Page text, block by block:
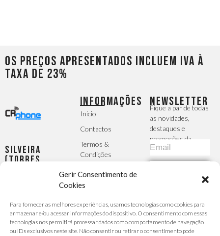
Gerir Consentimento de
Cookies
Para fornecer as melhores experiências, usamos tecnologias como cookies para
armazenar e/ou acessar informações do dispositivo. O consentimento com essas
tecnologias nos permitirá processar dados como comportamento de navegação
ou IDs exclusivos neste site. Não consentir ou retirar o consentimento pode
Os preços apresentados incluem IVA à
taxa de 23%
Silveira
(Torres
Silveira
Seg - Sex :
9h30 -
INFORMAÇÕES
Inicio
Contactos
Termos &
Condições
Privacidade
Finalizar
Encomenda
NEWSLETTER
Fique a par de todas
as novidades,
destaques e
promoções da
CRphone
PAGAMENTO